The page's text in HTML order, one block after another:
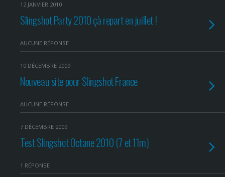
12 JANVIER 2010
Slingshot Party 2010 çà repart en juillet !
AUCUNE RÉPONSE
10 DÉCEMBRE 2009
Nouveau site pour Slingshot France
AUCUNE RÉPONSE
7 DÉCEMBRE 2009
Test Slingshot Octane 2010 (7 et 11m)
1 RÉPONSE